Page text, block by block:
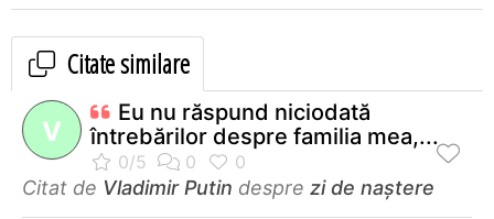
Citate similare
V
Eu nu răspund niciodată
întrebărilor despre familia mea,...
Citat de Vladimir Putin despre zi de naștere